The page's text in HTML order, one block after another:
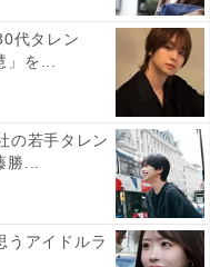
ドラマ『豊臣兄
いきいきと演じたほ
ラマ『一次元の挿し
で出演します。今年
「オールフリー」な
いに乗っている若手
た。
代タレン
」を...
の若手タレン
勝...
うアイドルラ